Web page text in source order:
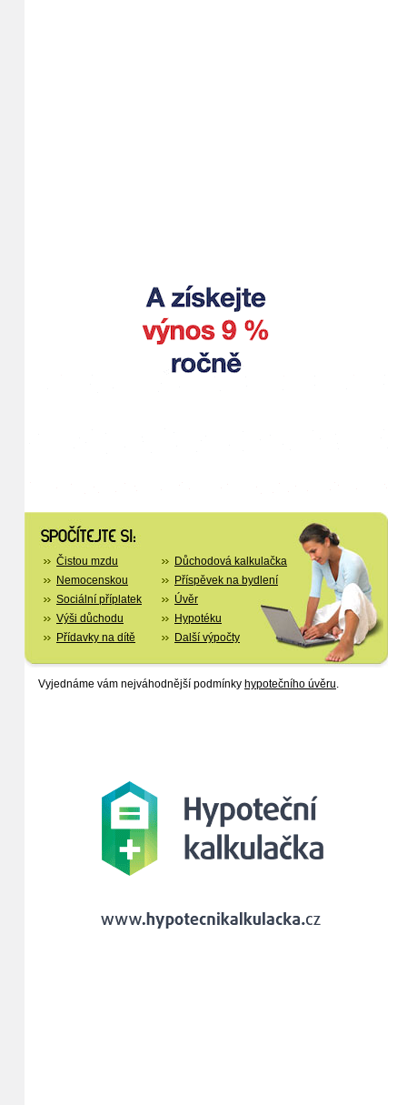
Čistou mzdu
Nemocenskou
Sociální příplatek
Výši důchodu
Přídavky na dítě
Důchodová kalkulačka
Příspěvek na bydlení
Úvěr
Hypotéku
Další výpočty
Vyjednáme vám nejváhodnější podmínky hypotečního úvěru.